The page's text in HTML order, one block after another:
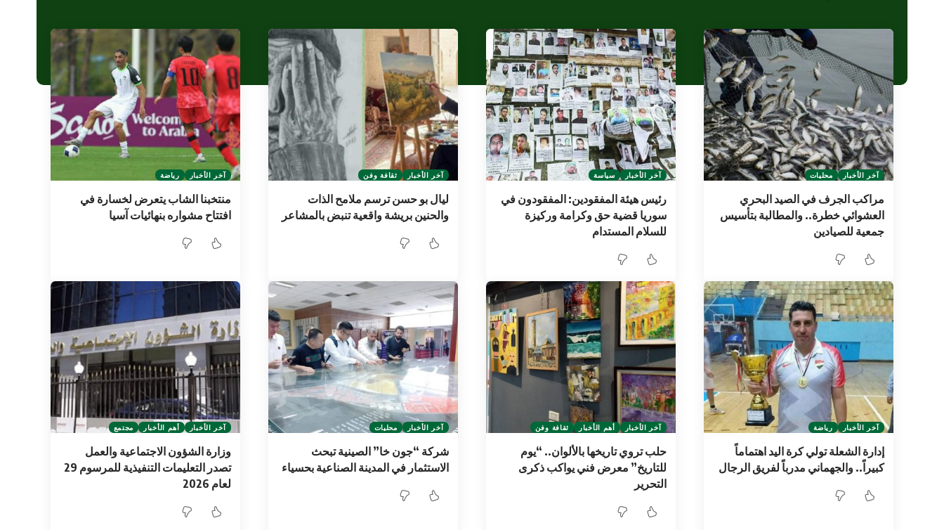
آخر الأخبار محليات
مراكب الجرف في الصيد البحري
العشوائي خطرة.. والمطالبة بتأسيس
جمعية للصيادين
آخر الأخبار سياسة
رئيس هيئة المفقودين: المفقودون في
سوريا قضية حق وكرامة وركيزة
للسلام المستدام
آخر الأخبار ثقافة وفن
ليال بو حسن ترسم ملامح الذات
والحنين بريشة واقعية تنبض بالمشاعر
آخر الأخبار رياضة
منتخبنا الشاب يتعرض لخسارة في
افتتاح مشواره بنهائيات آسيا
آخر الأخبار رياضة
إدارة الشعلة تولي كرة اليد اهتماماً
كبيراً.. والجهماني مدرباً لفريق الرجال
آخر الأخبار أهم الأخبار ثقافة وفن
حلب تروي تاريخها بالألوان.. “يوم
للتاريخ” معرض فني يواكب ذكرى
التحرير
آخر الأخبار محليات
شركة “جون خا” الصينية تبحث
الاستثمار في المدينة الصناعية بحسياء
آخر الأخبار أهم الأخبار مجتمع
وزارة الشؤون الاجتماعية والعمل
تصدر التعليمات التنفيذية للمرسوم 29
لعام 2026